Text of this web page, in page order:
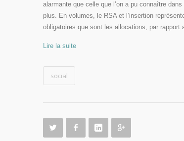
alarmante que celle que l’on a pu connaître
plus. En volumes, le RSA et l’insertion
obligatoires que sont les allocations, par rapport
Lire la suite
social